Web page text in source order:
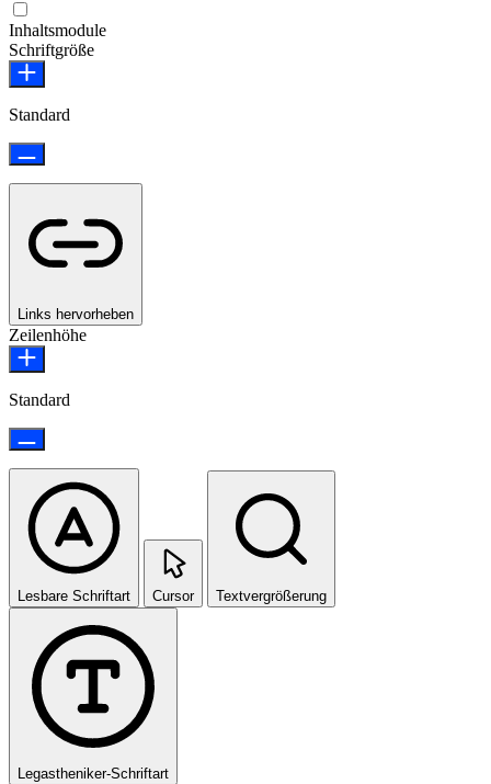
Inhaltsmodule
Schriftgröße
Standard
Links hervorheben
Zeilenhöhe
Standard
Lesbare Schriftart Cursor Textvergrößerung
Legastheniker-Schriftart